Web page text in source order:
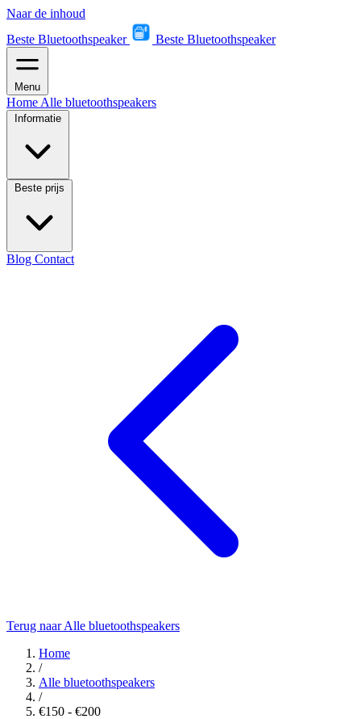
Naar de inhoud
Beste Bluetoothspeaker
Beste Bluetoothspeaker
Menu
Home Alle bluetoothspeakers
Informatie
Beste prijs
Blog Contact
Terug naar Alle bluetoothspeakers
Home
/
Alle bluetoothspeakers
/
€150 - €200